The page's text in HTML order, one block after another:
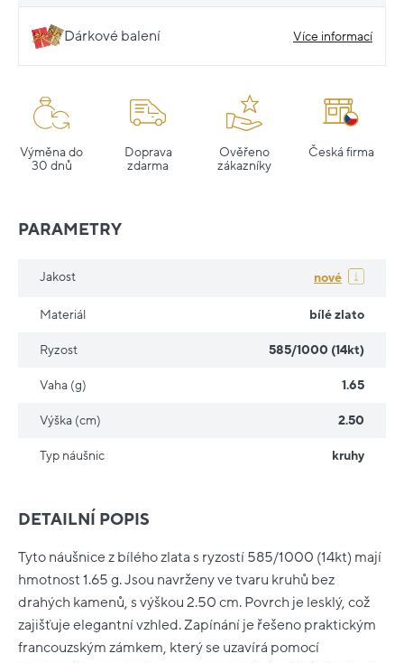
Dárkové balení Více informací
Výměna do
30 dnů
Doprava
zdarma
Ověřeno
zákazníky
Česká firma
DETAILNÍ POPIS
Tyto náušnice z bílého zlata s ryzostí 585/1000 (14kt) mají
hmotnost 1.65 g. Jsou navrženy ve tvaru kruhů bez
drahých kamenů, s výškou 2.50 cm. Povrch je lesklý, což
zajišťuje elegantní vzhled. Zapínání je řešeno praktickým
francouzským zámkem, který se uzavírá pomocí
PARAMETRY
Jakost nové
Materiál bílé zlato
Ryzost 585/1000 (14kt)
Vaha (g) 1.65
Výška (cm) 2.50
Typ náušnic kruhy